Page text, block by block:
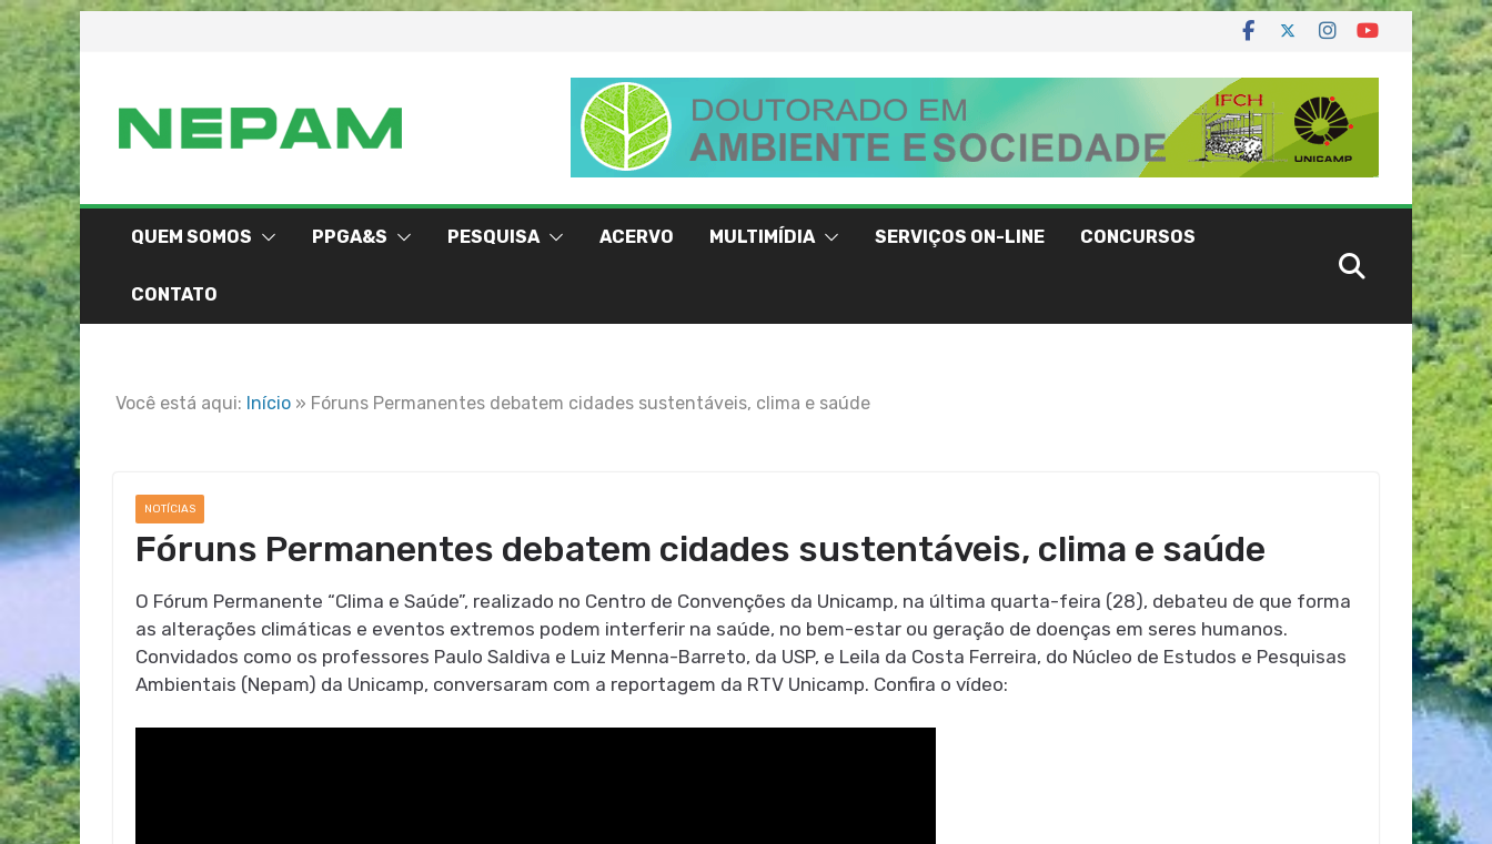
to
content
QUEM SOMOS PPGA&S PESQUISA ACERVO MULTIMÍDIA SERVIÇOS ON-LINE CONCURSOS
CONTATO
Você está aqui: Início » Fóruns Permanentes debatem cidades sustentáveis, clima e saúde
NOTÍCIAS
Fóruns Permanentes debatem cidades sustentáveis, clima e saúde
O Fórum Permanente “Clima e Saúde”, realizado no Centro de Convenções da Unicamp, na última quarta-feira (28), debateu de que forma
as alterações climáticas e eventos extremos podem interferir na saúde, no bem-estar ou geração de doenças em seres humanos.
Convidados como os professores Paulo Saldiva e Luiz Menna-Barreto, da USP, e Leila da Costa Ferreira, do Núcleo de Estudos e Pesquisas
Ambientais (Nepam) da Unicamp, conversaram com a reportagem da RTV Unicamp. Confira o vídeo: